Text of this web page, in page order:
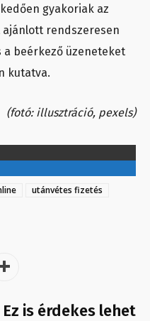
gyakoriak az
rendszeresen
beérkező üzeneteket
kutatva.
(fotó: illusztráció, pexels)
utánvétes fizetés
Ez is érdekes lehet